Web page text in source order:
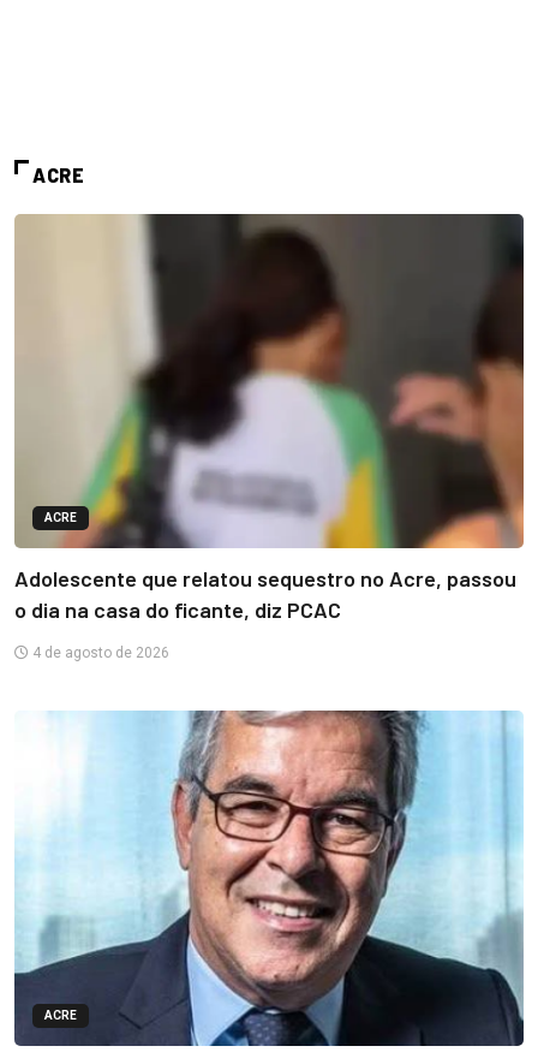
ACRE
ACRE
Adolescente que relatou sequestro no Acre, passou
o dia na casa do ficante, diz PCAC
4 de agosto de 2026
ACRE